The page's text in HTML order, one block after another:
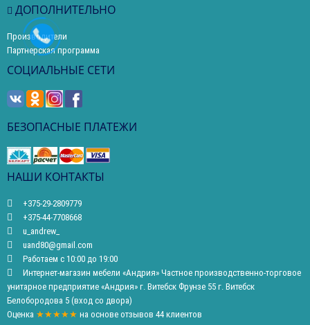
ДОПОЛНИТЕЛЬНО
Производители
Партнерская программа
СОЦИАЛЬНЫЕ СЕТИ
БЕЗОПАСНЫЕ ПЛАТЕЖИ
НАШИ КОНТАКТЫ
+375-29-2809779
+375-44-7708668
u_andrew_
uand80@gmail.com
Работаем с 10:00 до 19:00
Интернет-магазин мебели «Андрия» Частное производственно-торговое
унитарное предприятие «Андрия» г. Витебск Фрунзе 55 г. Витебск
Белобородова 5 (вход со двора)
Оценка ★★★★★ на основе отзывов 44 клиентов